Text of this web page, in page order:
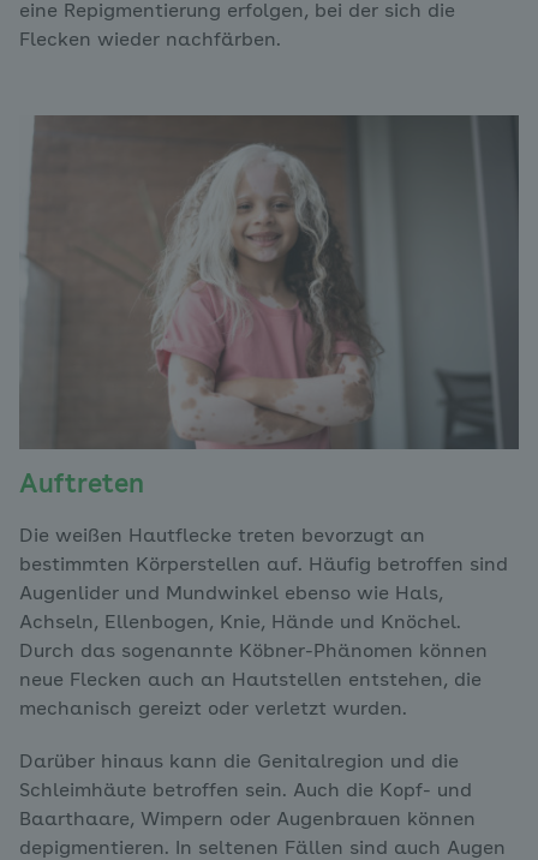
eine Repigmentierung erfolgen, bei der sich die
Flecken wieder nachfärben.
Auftreten
Die weißen Hautflecke treten bevorzugt an
bestimmten Körperstellen auf. Häufig betroffen sind
Augenlider und Mundwinkel ebenso wie Hals,
Achseln, Ellenbogen, Knie, Hände und Knöchel.
Durch das sogenannte Köbner-Phänomen können
neue Flecken auch an Hautstellen entstehen, die
mechanisch gereizt oder verletzt wurden.
Darüber hinaus kann die Genitalregion und die
Schleimhäute betroffen sein. Auch die Kopf- und
Baarthaare, Wimpern oder Augenbrauen können
depigmentieren. In seltenen Fällen sind auch Augen